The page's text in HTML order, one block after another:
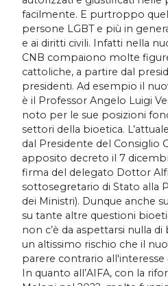
facilmente. E purtroppo
persone LGBT e più in
e ai diritti civili. Infatti nella
CNB compaiono molte
cattoliche, a partire dal
presidenti. Ad esempio il
è il Professor Angelo Luigi
noto per le sue posizioni
settori della bioetica.
dal Presidente del Consiglio
apposito decreto il 7
firma del delegato Dottor
sottosegretario di Stato alla
dei Ministri). Dunque anche
su tante altre questioni
non c’è da aspettarsi nulla
un altissimo rischio che il
parere contrario
In quanto all’AIFA, con la